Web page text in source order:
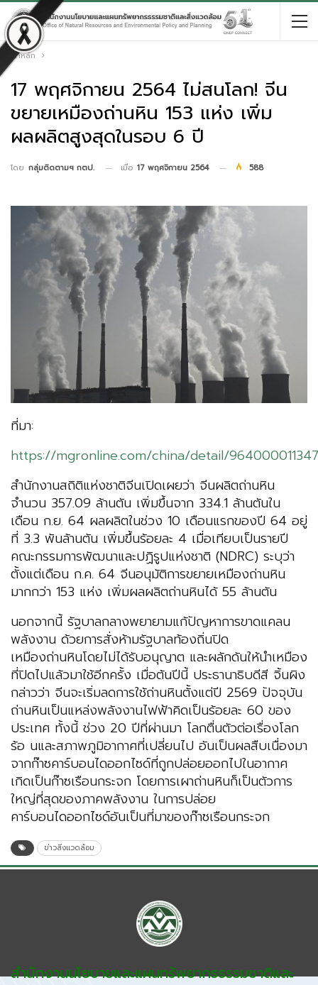
หน้าหลัก
17 พฤศจิกายน 2564 ไม่สนโลก! จีน
ขยายเหมืองถ่านหิน 153 แห่ง เพิ่ม
ผลผลิตสูงสุดในรอบ 6 ปี
โดย กลุ่มติดตามฯ กตป. เมื่อ 17 พฤศจิกายน 2564 588
ที่มา:
https://mgronline.com/china/detail/
สำนักงานสถิติแห่งชาติจีนเปิดเผยว่า จีนผลิตถ่านหิน
จำนวน 357.09 ล้านตัน เพิ่มขึ้นจาก 334.1 ล้านตันใน
เดือน ก.ย. 64 ผลผลิตในช่วง 10 เดือนแรกของปี 64 อยู่
ที่ 3.3 พันล้านตัน เพิ่มขึ้นร้อยละ 4 เมื่อเทียบเป็นรายปี
คณะกรรมการพัฒนาและปฏิรูปแห่งชาติ (NDRC) ระบุว่า
ตั้งแต่เดือน ก.ค. 64 จีนอนุมัติการขยายเหมืองถ่านหิน
มากกว่า 153 แห่ง เพิ่มผลผลิตถ่านหินได้ 55 ล้านตัน
นอกจากนี้ รัฐบาลกลางพยายามแก้ปัญหาการขาดแคลน
พลังงาน ด้วยการสั่งห้ามรัฐบาลท้องถิ่นปิด
เหมืองถ่านหินโดยไม่ได้รับอนุญาต และผลักดันให้นำเหมือง
ที่ปิดไปแล้วมาใช้อีกครั้ง เมื่อต้นปีนี้ ประธานาธิบดีสี จิ้นผิง
กล่าวว่า จีนจะเริ่มลดการใช้ถ่านหินตั้งแต่ปี 2569 ปัจจุบัน
ถ่านหินเป็นแหล่งพลังงานไฟฟ้าคิดเป็นร้อยละ 60 ของ
ประเทศ ทั้งนี้ ช่วง 20 ปีที่ผ่านมา โลกตื่นตัวต่อเรื่องโลก
ร้อ นและสภาพภูมิอากาศที่เปลี่ยนไป อันเป็นผลสืบเนื่องมา
จากก๊าซคาร์บอนไดออกไซด์ที่ถูกปล่อยออกไปในอากาศ
เกิดเป็นก๊าซเรือนกระจก โดยการเผาถ่านหินก็เป็นตัวการ
ใหญ่ที่สุดของภาคพลังงาน ในการปล่อย
คาร์บอนไดออกไซด์อันเป็นที่มาของก๊าซเรือนกระจก
ข่าวสิ่งแวดล้อม
สำนักงานนโยบายและแผนทรัพยากรธรรมชาติและ